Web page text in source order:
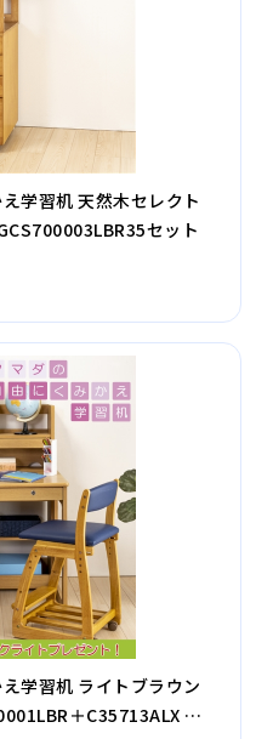
学習机 天然木セレクト
セット
学習机 ライトブラウン
＋C35713ALX ※